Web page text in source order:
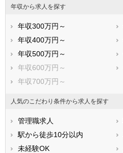
年収から求人を探す
年収300万円～
年収400万円～
年収500万円～
年収600万円～
年収700万円～
人気のこだわり条件から求人を探す
管理職求人
駅から徒歩10分以内
未経験OK